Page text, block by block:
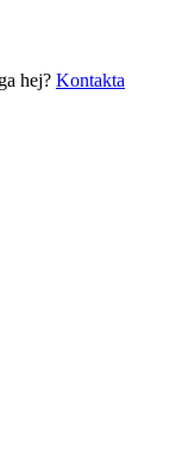
hej? Kontakta